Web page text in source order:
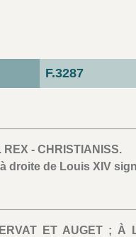
F.3287
REX - CHRISTIANISS.
droite de Louis XIV
ET AUGET ; À